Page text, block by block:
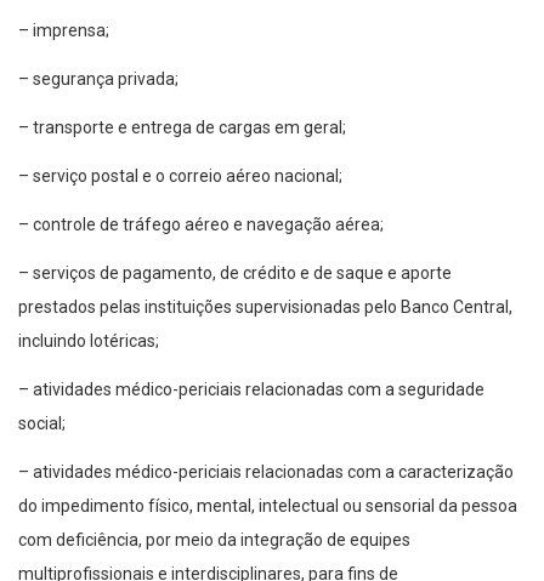
– imprensa;
– segurança privada;
– transporte e entrega de cargas em geral;
– serviço postal e o correio aéreo nacional;
– controle de tráfego aéreo e navegação aérea;
– serviços de pagamento, de crédito e de saque e aporte
prestados pelas instituições supervisionadas pelo Banco Central,
incluindo lotéricas;
– atividades médico-periciais relacionadas com a seguridade
social;
– atividades médico-periciais relacionadas com a caracterização
do impedimento físico, mental, intelectual ou sensorial da pessoa
com deficiência, por meio da integração de equipes
multiprofissionais e interdisciplinares, para fins de